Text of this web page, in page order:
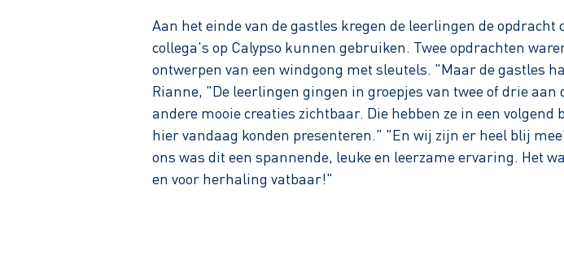
Aan het einde van de gastles kregen de leerlingen de
collega's op Calypso kunnen gebruiken. Twee opdrachten
ontwerpen van een windgong met sleutels. "Maar de gastles
Rianne, "De leerlingen gingen in groepjes van twee of drie
andere mooie creaties zichtbaar. Die hebben ze in een
hier vandaag konden presenteren." "En wij zijn er heel blij
ons was dit een spannende, leuke en leerzame ervaring. Het
en voor herhaling vatbaar!"